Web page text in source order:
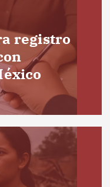
registro